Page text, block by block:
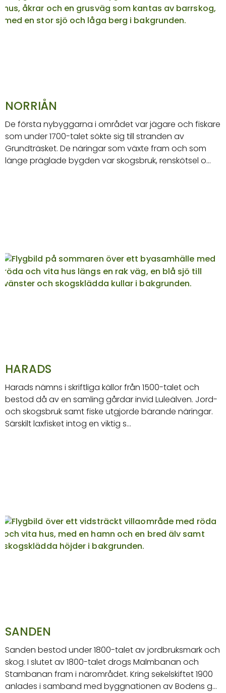
NORRIÅN
De första nybyggarna i området var jägare och fiskare
som under 1700-talet sökte sig till stranden av
Grundträsket. De näringar som växte fram och som
länge präglade bygden var skogsbruk, renskötsel o…
HARADS
Harads nämns i skriftliga källor från 1500-talet och
bestod då av en samling gårdar invid Luleälven. Jord-
och skogsbruk samt fiske utgjorde bärande näringar.
Särskilt laxfisket intog en viktig s…
SANDEN
Sanden bestod under 1800-talet av jordbruksmark och
skog. I slutet av 1800-talet drogs Malmbanan och
Stambanan fram i närområdet. Kring sekelskiftet 1900
anlades i samband med byggnationen av Bodens g…